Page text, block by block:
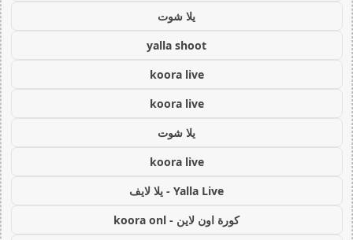
يلا شوت
yalla shoot
koora live
koora live
يلا شوت
koora live
Yalla Live - يلا لايف
كورة اون لاين - koora onl